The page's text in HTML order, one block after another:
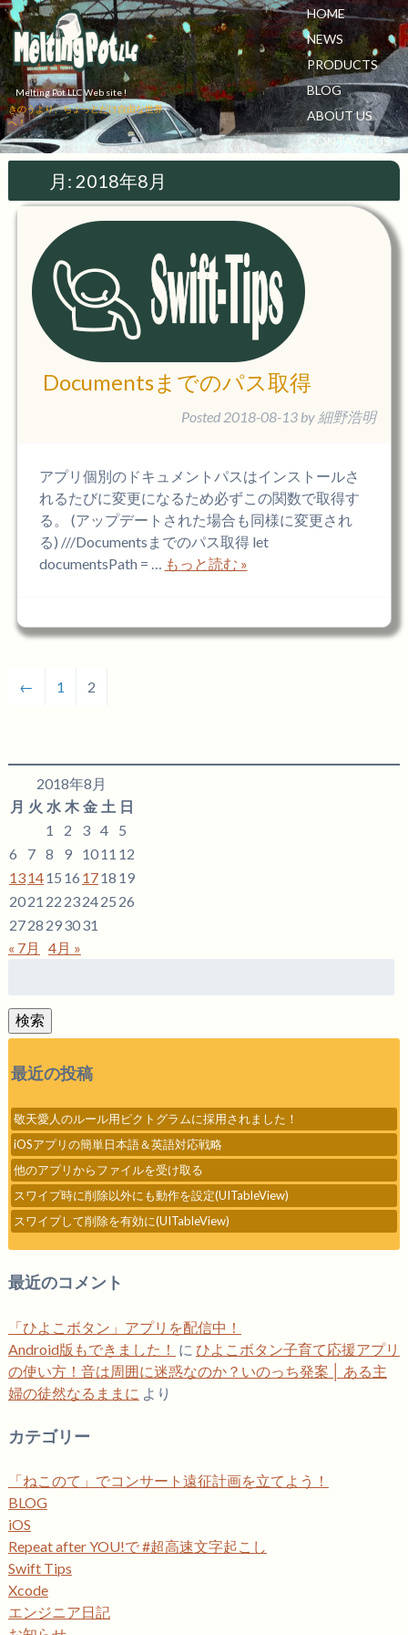
HOME
NEWS
PRODUCTS
BLOG
ABOUT US
CONTACT US
Melting Pot LLC Web site !
きのうより、ちょっとだけ自由な世界
へ！
月: 2018年8月
Documentsまでのパス取得
Posted 2018-08-13 by 細野浩明
アプリ個別のドキュメントパスはインストールさ
れるたびに変更になるため必ずこの関数で取得す
る。 (アップデートされた場合も同様に変更され
る) ///Documentsまでのパス取得 let
documentsPath = … もっと読む »
← 1 2
2018年8月
月 火 水 木 金 土 日
1
2 3 4
5
6
7 8 9 1011 12
131415 16 1718 19
2021 22 232425 26
2728 293031
« 7月
4月 »
検索
最近の投稿
敬天愛人のルール用ピクトグラムに採用されました！
iOSアプリの簡単日本語＆英語対応戦略
他のアプリからファイルを受け取る
スワイプ時に削除以外にも動作を設定(UITableView)
スワイプして削除を有効に(UITableView)
最近のコメント
「ひよこボタン」アプリを配信中！
Android版もできました！ に ひよこボタン子育て応援アプリ
の使い方！音は周囲に迷惑なのか？いのっち発案 │ ある主
婦の徒然なるままに より
カテゴリー
「ねこのて」でコンサート遠征計画を立てよう！
BLOG
iOS
Repeat after YOU!で #超高速文字起こし
Swift Tips
Xcode
エンジニア日記